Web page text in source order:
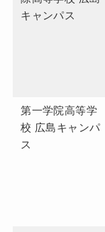
キャンパス
第一学院高等学
校 広島キャンパ
ス